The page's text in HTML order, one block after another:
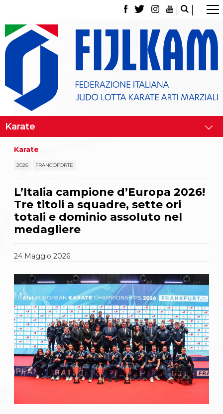
La Federazione
Tesseramento
Contatti
Norme e modulistica Affiliazioni e Tesseramenti
Classifica Società Sportive con più di 100 atleti
tesserati
Giustizia Sportiva
La disciplina
News
Attività Didattica
Gare e Risultati
News
Gare e Risultati
Attività Didattica
Albi Federali
Karate
La disciplina
News
Gare e Risultati
Attività Didattica
Albi Federali
Arti marziali
Aikido
Sumo
Karate
2026 FRANCOFORTE
L’Italia campione d’Europa 2026!
Tre titoli a squadre, sette ori
totali e dominio assoluto nel
medagliere
24 Maggio2026